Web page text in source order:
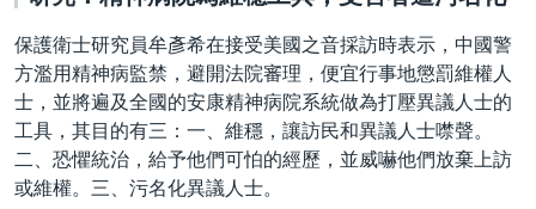
保護衛士研究員牟彥希在接受美國之音採訪時表示，中國警
方濫用精神病監禁，避開法院審理，便宜行事地懲罰維權人
士，並將遍及全國的安康精神病院系統做為打壓異議人士的
工具，其目的有三：一、維穩，讓訪民和異議人士噤聲。
二、恐懼統治，給予他們可怕的經歷，並威嚇他們放棄上訪
或維權。三、污名化異議人士。